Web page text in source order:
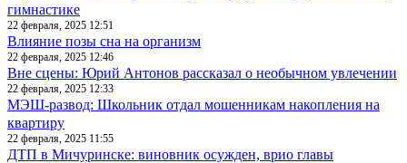
гимнастике
22 февраля, 2025 12:51
Влияние позы сна на организм
22 февраля, 2025 12:46
Вне сцены: Юрий Антонов рассказал о необычном увлечении
22 февраля, 2025 12:33
МЭШ-развод: Школьник отдал мошенникам накопления на
квартиру
22 февраля, 2025 11:55
ДТП в Мичуринске: виновник осужден, врио главы